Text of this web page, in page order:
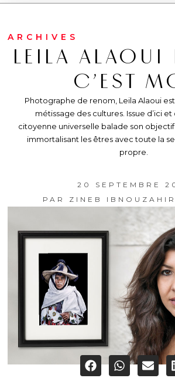
ARCHIVES
LEILA ALAOUI
C’EST
Photographe de renom, Leila Alaoui
métissage des cultures. Issue d’ici et
citoyenne universelle balade son objectif
immortalisant les êtres avec toute la
propre.
20 SEPTEMBRE
PAR
ZINEB